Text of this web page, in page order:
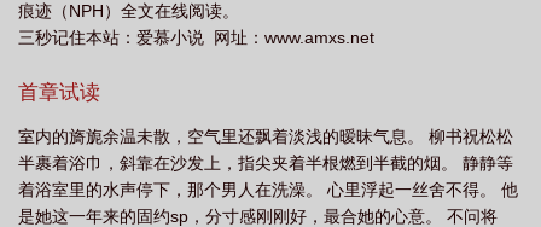
骨是什么歌 找不到爱你的痕迹
痕迹（NPH）全文在线阅读。
三秒记住本站：爱慕小说 网址：www.amxs.net
首章试读
室内的旖旎余温未散，空气里还飘着淡浅的暧昧气息。 柳书祝松松
半裹着浴巾，斜靠在沙发上，指尖夹着半根燃到半截的烟。 静静等
着浴室里的水声停下，那个男人在洗澡。 心里浮起一丝舍不得。 他
是她这一年来的固约sp，分寸感刚刚好，最合她的心意。 不问将